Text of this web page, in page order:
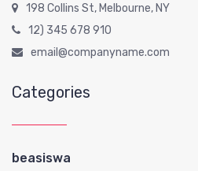
198 Collins St, Melbourne, NY
12) 345 678 910
email@companyname.com
Categories
beasiswa